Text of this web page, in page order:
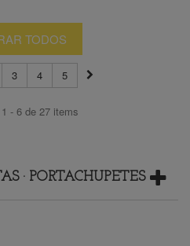
TODOS
3 4 5
- 6 de 27 items
· PORTACHUPETES